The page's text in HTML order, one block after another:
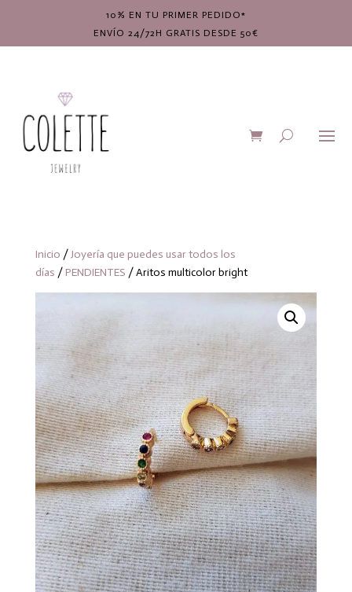
10% EN TU PRIMER PEDIDO*
ENVÍO 24/72H GRATIS DESDE 50€
Inicio /Joyería que puedes usar todos los
días / PENDIENTES / Aritos multicolor bright